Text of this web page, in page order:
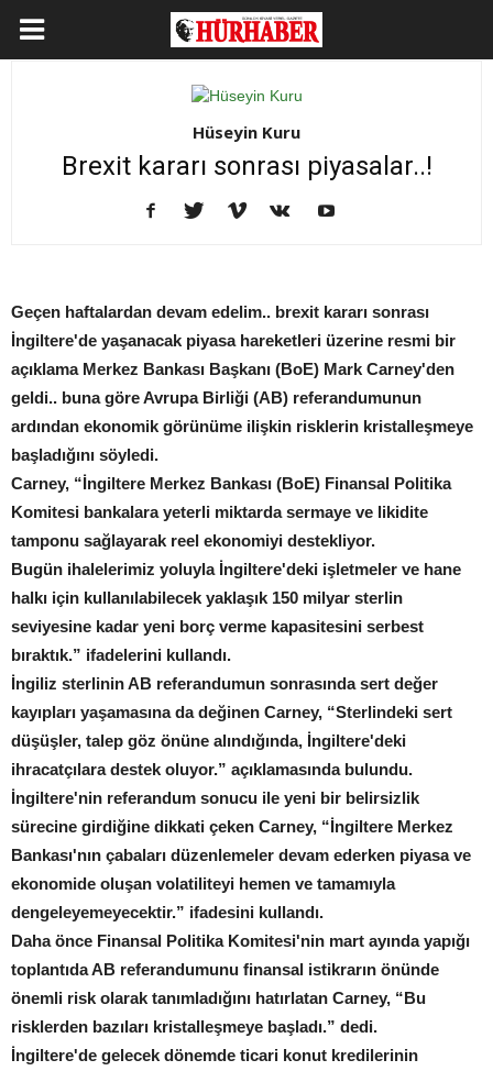
Hüseyin Kuru
Brexit kararı sonrası piyasalar..!
Geçen haftalardan devam edelim.. brexit kararı sonrası
İngiltere'de yaşanacak piyasa hareketleri üzerine resmi bir
açıklama Merkez Bankası Başkanı (BoE) Mark Carney'den
geldi.. buna göre Avrupa Birliği (AB) referandumunun
ardından ekonomik görünüme ilişkin risklerin kristalleşmeye
başladığını söyledi.
Carney, “İngiltere Merkez Bankası (BoE) Finansal Politika
Komitesi bankalara yeterli miktarda sermaye ve likidite
tamponu sağlayarak reel ekonomiyi destekliyor.
Bugün ihalelerimiz yoluyla İngiltere'deki işletmeler ve hane
halkı için kullanılabilecek yaklaşık 150 milyar sterlin
seviyesine kadar yeni borç verme kapasitesini serbest
bıraktık.” ifadelerini kullandı.
İngiliz sterlinin AB referandumun sonrasında sert değer
kayıpları yaşamasına da değinen Carney, “Sterlindeki sert
düşüşler, talep göz önüne alındığında, İngiltere'deki
ihracatçılara destek oluyor.” açıklamasında bulundu.
İngiltere'nin referandum sonucu ile yeni bir belirsizlik
sürecine girdiğine dikkati çeken Carney, “İngiltere Merkez
Bankası'nın çabaları düzenlemeler devam ederken piyasa ve
ekonomide oluşan volatiliteyi hemen ve tamamıyla
dengeleyemeyecektir.” ifadesini kullandı.
Daha önce Finansal Politika Komitesi'nin mart ayında yapığı
toplantıda AB referandumunu finansal istikrarın önünde
önemli risk olarak tanımladığını hatırlatan Carney, “Bu
risklerden bazıları kristalleşmeye başladı.” dedi.
İngiltere'de gelecek dönemde ticari konut kredilerinin